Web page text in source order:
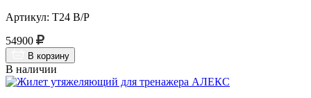
Артикул: Т24 В/Р
54900
В корзину
В наличии